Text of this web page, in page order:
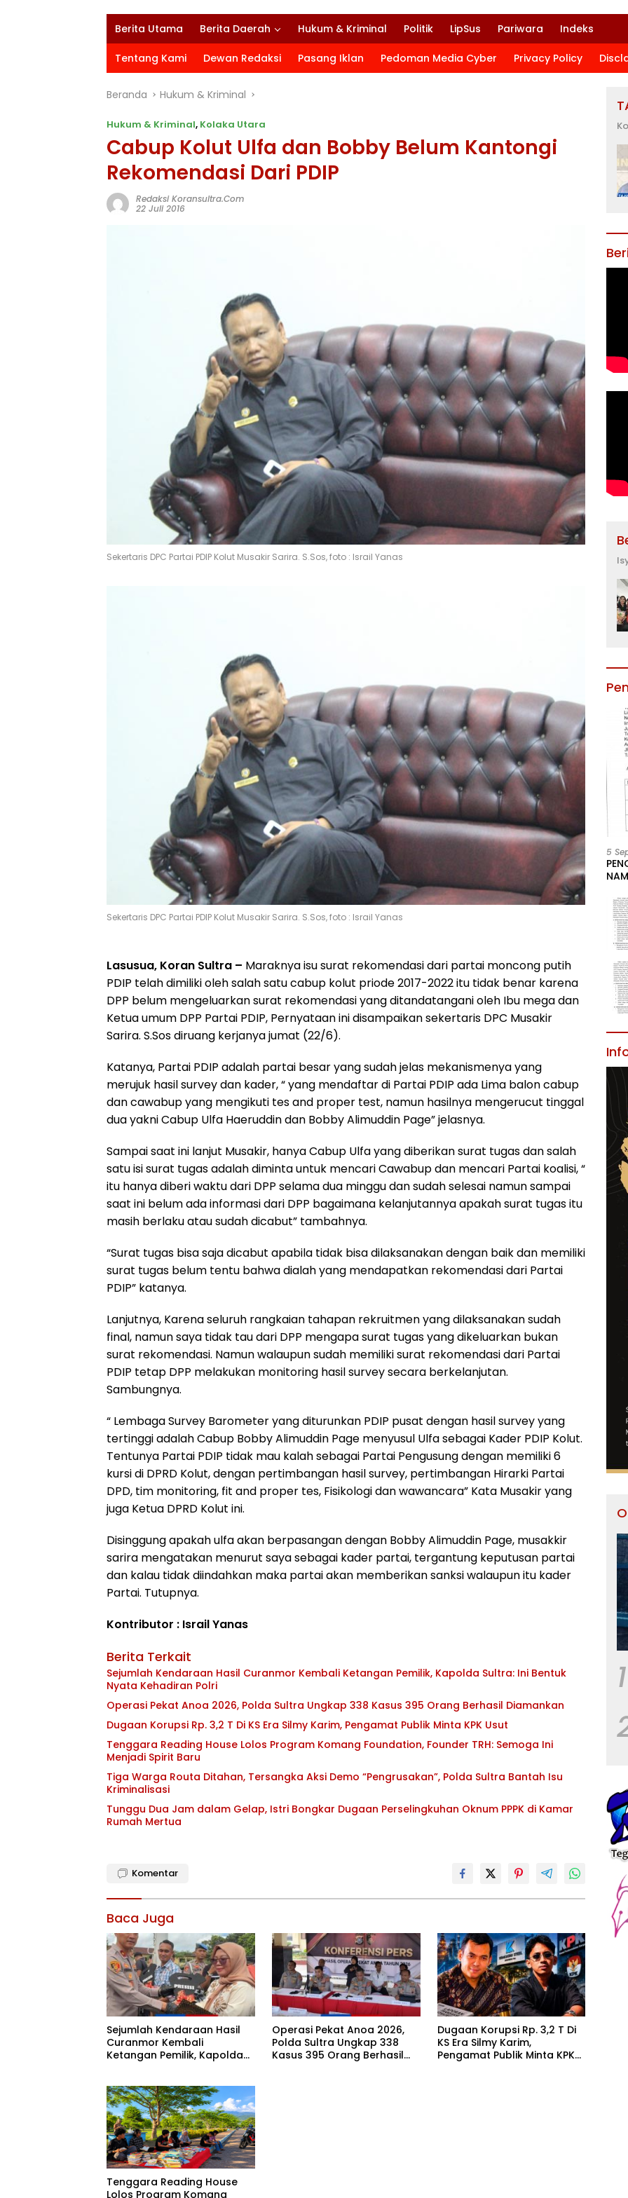
Berita Utama Berita Daerah Hukum & Kriminal Politik LipSus Pariwara Indeks
Tentang Kami Dewan Redaksi Pasang Iklan Pedoman Media Cyber Privacy Policy
Beranda Hukum & Kriminal
Hukum & Kriminal, Kolaka Utara
Cabup Kolut Ulfa dan Bobby Belum Kantongi
Rekomendasi Dari PDIP
Redaksi Koransultra.com
22 Juli 2016
Sekertaris DPC Partai PDIP Kolut Musakir Sarira. S.Sos, foto : Israil Yanas
Sekertaris DPC Partai PDIP Kolut Musakir Sarira. S.Sos, foto : Israil Yanas
Lasusua, Koran Sultra – Maraknya isu surat rekomendasi dari partai moncong putih
PDIP telah dimiliki oleh salah satu cabup kolut priode 2017-2022 itu tidak benar karena
DPP belum mengeluarkan surat rekomendasi yang ditandatangani oleh Ibu mega dan
Ketua umum DPP Partai PDIP, Pernyataan ini disampaikan sekertaris DPC Musakir
Sarira. S.Sos diruang kerjanya jumat (22/6).
Katanya, Partai PDIP adalah partai besar yang sudah jelas mekanismenya yang
merujuk hasil survey dan kader, “ yang mendaftar di Partai PDIP ada Lima balon cabup
dan cawabup yang mengikuti tes and proper test, namun hasilnya mengerucut tinggal
dua yakni Cabup Ulfa Haeruddin dan Bobby Alimuddin Page” jelasnya.
Sampai saat ini lanjut Musakir, hanya Cabup Ulfa yang diberikan surat tugas dan salah
satu isi surat tugas adalah diminta untuk mencari Cawabup dan mencari Partai koalisi, “
itu hanya diberi waktu dari DPP selama dua minggu dan sudah selesai namun sampai
saat ini belum ada informasi dari DPP bagaimana kelanjutannya apakah surat tugas itu
masih berlaku atau sudah dicabut” tambahnya.
“Surat tugas bisa saja dicabut apabila tidak bisa dilaksanakan dengan baik dan memiliki
surat tugas belum tentu bahwa dialah yang mendapatkan rekomendasi dari Partai
PDIP” katanya.
Lanjutnya, Karena seluruh rangkaian tahapan rekruitmen yang dilaksanakan sudah
final, namun saya tidak tau dari DPP mengapa surat tugas yang dikeluarkan bukan
surat rekomendasi. Namun walaupun sudah memiliki surat rekomendasi dari Partai
PDIP tetap DPP melakukan monitoring hasil survey secara berkelanjutan.
Sambungnya.
“ Lembaga Survey Barometer yang diturunkan PDIP pusat dengan hasil survey yang
tertinggi adalah Cabup Bobby Alimuddin Page menyusul Ulfa sebagai Kader PDIP Kolut.
Tentunya Partai PDIP tidak mau kalah sebagai Partai Pengusung dengan memiliki 6
kursi di DPRD Kolut, dengan pertimbangan hasil survey, pertimbangan Hirarki Partai
DPD, tim monitoring, fit and proper tes, Fisikologi dan wawancara” Kata Musakir yang
juga Ketua DPRD Kolut ini.
Disinggung apakah ulfa akan berpasangan dengan Bobby Alimuddin Page, musakkir
sarira mengatakan menurut saya sebagai kader partai, tergantung keputusan partai
dan kalau tidak diindahkan maka partai akan memberikan sanksi walaupun itu kader
Partai. Tutupnya.
Kontributor : Israil Yanas
Berita Terkait
Sejumlah Kendaraan Hasil Curanmor Kembali Ketangan Pemilik, Kapolda Sultra: Ini Bentuk
Nyata Kehadiran Polri
Operasi Pekat Anoa 2026, Polda Sultra Ungkap 338 Kasus 395 Orang Berhasil Diamankan
Dugaan Korupsi Rp. 3,2 T Di KS Era Silmy Karim, Pengamat Publik Minta KPK Usut
Tenggara Reading House Lolos Program Komang Foundation, Founder TRH: Semoga Ini
Menjadi Spirit Baru
Tiga Warga Routa Ditahan, Tersangka Aksi Demo “Pengrusakan”, Polda Sultra Bantah Isu
Kriminalisasi
Tunggu Dua Jam dalam Gelap, Istri Bongkar Dugaan Perselingkuhan Oknum PPPK di Kamar
Rumah Mertua
Komentar
Baca Juga
Sejumlah Kendaraan Hasil
Curanmor Kembali
Ketangan Pemilik, Kapolda
Operasi Pekat Anoa 2026,
Polda Sultra Ungkap 338
Kasus 395 Orang Berhasil
Dugaan Korupsi Rp. 3,2 T Di
KS Era Silmy Karim,
Pengamat Publik Minta KPK
Tenggara Reading House
Lolos Program Komang
5
1